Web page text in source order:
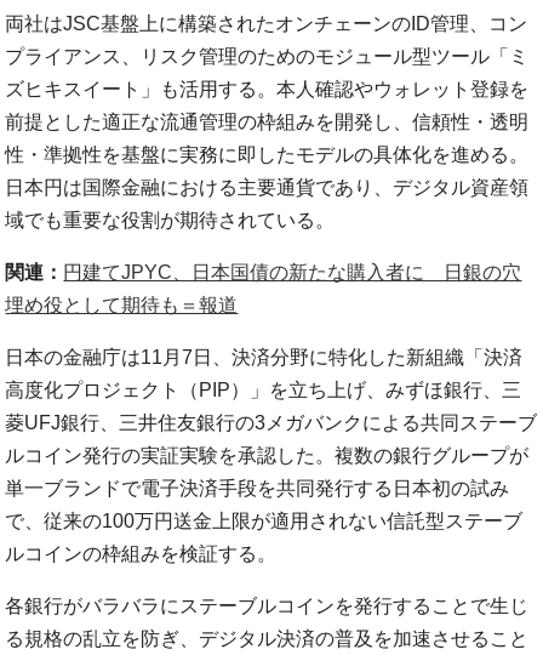
両社はJSC基盤上に構築されたオンチェーンのID管理、コン
プライアンス、リスク管理のためのモジュール型ツール「ミ
ズヒキスイート」も活用する。本人確認やウォレット登録を
前提とした適正な流通管理の枠組みを開発し、信頼性・透明
性・準拠性を基盤に実務に即したモデルの具体化を進める。
日本円は国際金融における主要通貨であり、デジタル資産領
域でも重要な役割が期待されている。
関連： 円建てJPYC、日本国債の新たな購入者に 日銀の穴
埋め役として期待も＝報道
日本の金融庁は11月7日、決済分野に特化した新組織「決済
高度化プロジェクト（PIP）」を立ち上げ、みずほ銀行、三
菱UFJ銀行、三井住友銀行の3メガバンクによる共同ステーブ
ルコイン発行の実証実験を承認した。複数の銀行グループが
単一ブランドで電子決済手段を共同発行する日本初の試み
で、従来の100万円送金上限が適用されない信託型ステーブ
ルコインの枠組みを検証する。
各銀行がバラバラにステーブルコインを発行することで生じ
る規格の乱立を防ぎ、デジタル決済の普及を加速させること